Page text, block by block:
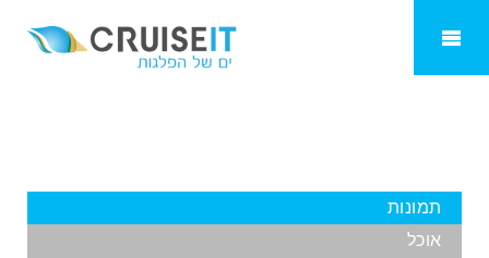
Carnival Splendor
תמונות
אוכל